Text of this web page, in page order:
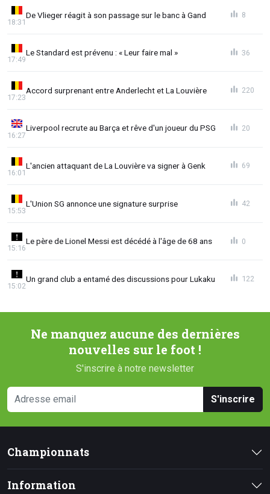
De Vlieger réagit à son passage sur le banc à Gand
18:31
8
Le Standard est prévenu : « Leur faire mal »
17:49
36
Accord surprenant entre Anderlecht et La Louvière
17:23
220
Liverpool recrute au Barça et rêve d'un joueur du PSG
16:27
20
L'ancien attaquant de La Louvière va signer à Genk
16:01
69
L'Union SG annonce une signature surprise
15:53
42
Le père de Lionel Messi est décédé à l'âge de 68 ans
15:16
0
Un grand club a entamé des discussions pour Lukaku
15:02
122
Ne manquez aucune des dernières
nouvelles sur le foot !
S'inscrire à notre newsletter
S'inscrire
Championnats
Information